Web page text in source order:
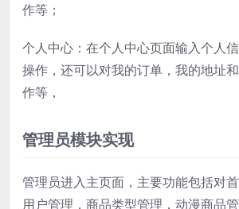
作等；
个人中心：在个人中心页面输入个人
操作，还可以对我的订单，我的地址
作等，
管理员模块实现
管理员进入主页面，主要功能包括对
用户管理，商品类型管理，动漫商品